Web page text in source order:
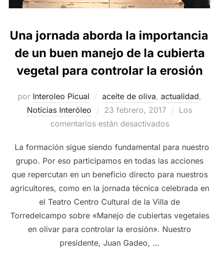
Una jornada aborda la importancia
de un buen manejo de la cubierta
vegetal para controlar la erosión
por Interoleo Picual aceite de oliva, actualidad,
Noticias Interóleo
Publicado
el
23 febrero, 2017
Los
comentarios están desactivados
La formación sigue siendo fundamental para nuestro
grupo. Por eso participamos en todas las acciones
que repercutan en un beneficio directo para nuestros
agricultores, como en la jornada técnica celebrada en
el Teatro Centro Cultural de la Villa de
Torredelcampo sobre «Manejo de cubiertas vegetales
en olivar para controlar la erosión». Nuestro
presidente, Juan Gadeo, …